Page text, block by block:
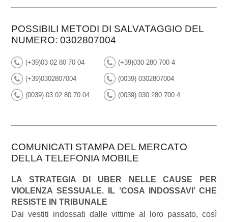
POSSIBILI METODI DI SALVATAGGIO DEL
NUMERO: 0302807004
(+39)03 02 80 70 04 (+39)030 280 700 4
(+39)0302807004 (0039) 0302807004
(0039) 03 02 80 70 04 (0039) 030 280 700 4
COMUNICATI STAMPA DEL MERCATO
DELLA TELEFONIA MOBILE
LA STRATEGIA DI UBER NELLE CAUSE PER
VIOLENZA SESSUALE. IL ‘COSA INDOSSAVI’ CHE
RESISTE IN TRIBUNALE
Dai vestiti indossati dalle vittime al loro passato, così